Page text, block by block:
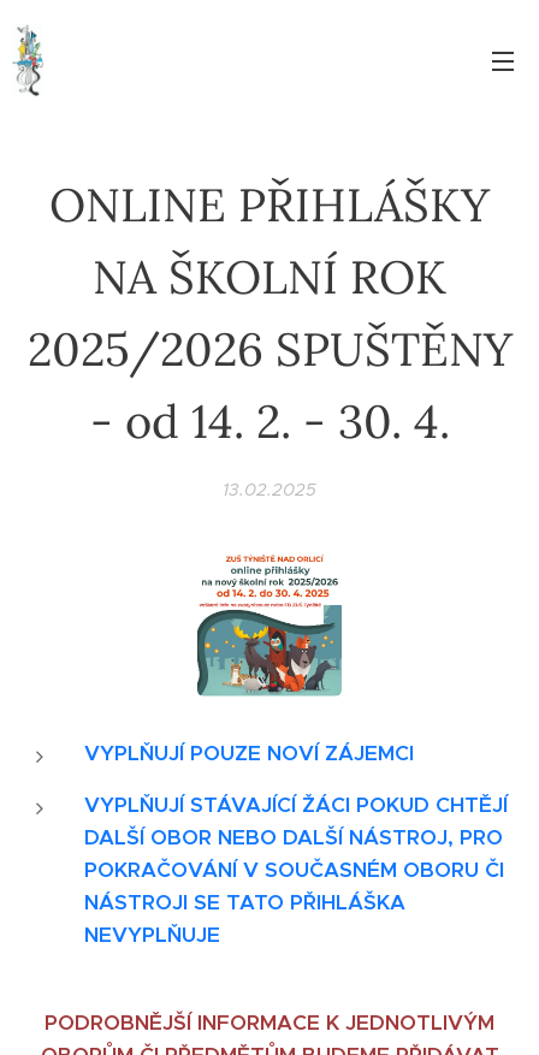
ONLINE PŘIHLÁŠKY
NA ŠKOLNÍ ROK
2025/2026 SPUŠTĚNY
- od 14. 2. - 30. 4.
13.02.2025
VYPLŇUJÍ POUZE NOVÍ ZÁJEMCI
VYPLŇUJÍ STÁVAJÍCÍ ŽÁCI POKUD CHTĚJÍ
DALŠÍ OBOR NEBO DALŠÍ NÁSTROJ, PRO
POKRAČOVÁNÍ V SOUČASNÉM OBORU ČI
NÁSTROJI SE TATO PŘIHLÁŠKA
NEVYPLŇUJE
PODROBNĚJŠÍ INFORMACE K JEDNOTLIVÝM